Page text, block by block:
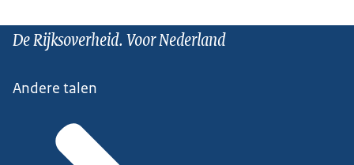
De Rijksoverheid. Voor Nederland
Andere talen